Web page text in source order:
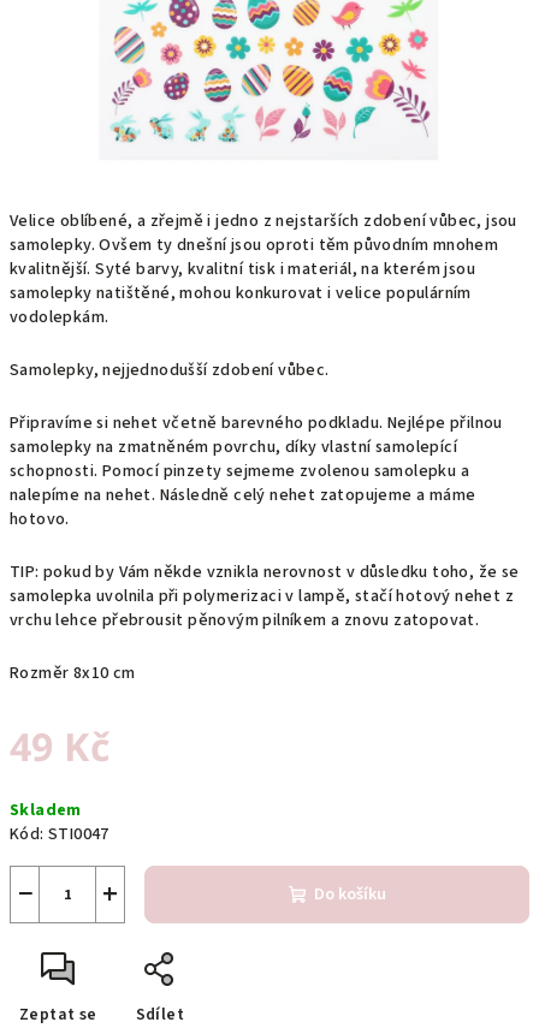
Velice oblíbené, a zřejmě i jedno z nejstarších zdobení vůbec, jsou
samolepky. Ovšem ty dnešní jsou oproti těm původním mnohem
kvalitnější. Syté barvy, kvalitní tisk i materiál, na kterém jsou
samolepky natištěné, mohou konkurovat i velice populárním
vodolepkám.
Samolepky, nejjednodušší zdobení vůbec.
Připravíme si nehet včetně barevného podkladu. Nejlépe přilnou
samolepky na zmatněném povrchu, díky vlastní samolepící
schopnosti. Pomocí pinzety sejmeme zvolenou samolepku a
nalepíme na nehet. Následně celý nehet zatopujeme a máme
hotovo.
TIP: pokud by Vám někde vznikla nerovnost v důsledku toho, že se
samolepka uvolnila při polymerizaci v lampě, stačí hotový nehet z
vrchu lehce přebrousit pěnovým pilníkem a znovu zatopovat.
Rozměr 8x10 cm
49 Kč
cena:
Skladem
Kód: STI0047
+
− Do košíku
Zeptat se Sdílet